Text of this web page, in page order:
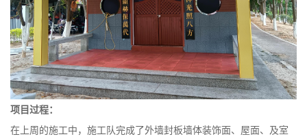
项目过程：
在上周的施工中，施工队完成了外墙封板墙体装饰面、屋面、及室